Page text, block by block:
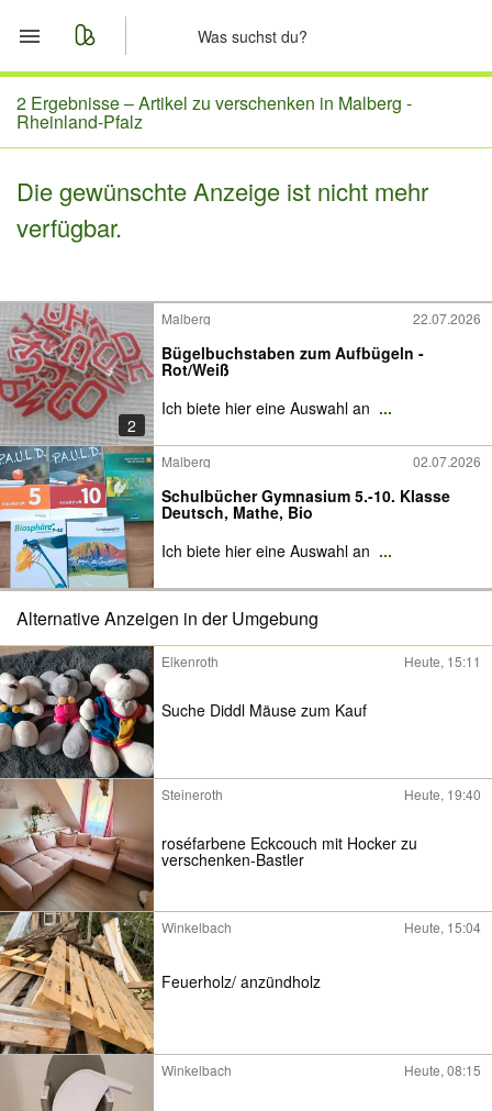
Start
Merkliste
Nachrichten
2 Ergebnisse –Artikel zu verschenken in Malberg -
Rheinland-Pfalz
Die gewünschte Anzeige ist nicht mehr
verfügbar.
2
Malberg 22.07.2026
Bügelbuchstaben zum Aufbügeln -
Rot/Weiß
Ich biete hier eine Auswahl an ...
Malberg 02.07.2026
Schulbücher Gymnasium 5.-10. Klasse
Deutsch, Mathe, Bio
Ich biete hier eine Auswahl an ...
Alternative Anzeigen in der Umgebung
Elkenroth Heute, 15:11
Suche Diddl Mäuse zum Kauf
Steineroth Heute, 19:40
roséfarbene Eckcouch mit Hocker zu
verschenken-Bastler
Winkelbach Heute, 15:04
Feuerholz/ anzündholz
Winkelbach Heute, 08:15